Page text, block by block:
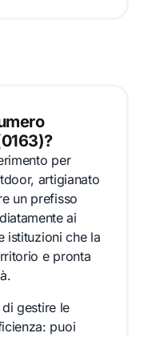
per
artigianato
un prefisso
ai
istituzioni che la
e pronta
gestire le
puoi